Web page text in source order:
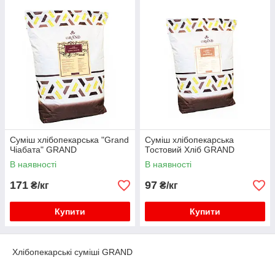
Суміш хлібопекарська "Grand
Чіабата" GRAND
В наявності
171 ₴/кг
Купити
Суміш хлібопекарська
Тостовий Хліб GRAND
В наявності
97 ₴/кг
Купити
Хлібопекарські суміші GRAND